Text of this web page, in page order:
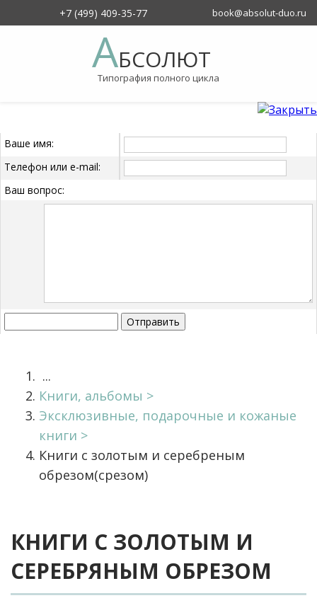
+7 (499) 409-35-77
О компании
book@absolut-duo.ru
АБСОЛЮТ
Типография полного цикла
Ваше имя:
Телефон или e-mail:
Ваш вопрос:
...
Книги, альбомы
Эксклюзивные, подарочные и кожаные
книги
Книги с золотым и серебреным
обрезом(срезом)
КНИГИ С ЗОЛОТЫМ И
СЕРЕБРЯНЫМ ОБРЕЗОМ